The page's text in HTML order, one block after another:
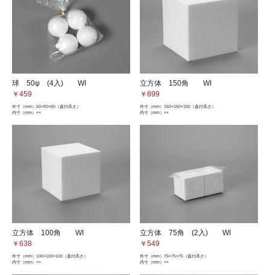
球 50φ (4入) WI
￥459
外寸（mm） 50×50×50（蓋付高さ）
内寸（mm） ××
立方体 150角 WI
￥899
外寸（mm） 150×150×150（蓋付高さ）
内寸（mm） ××
立方体 100角 WI
￥638
外寸（mm） 100×100×100（蓋付高さ）
内寸（mm） ××
立方体 75角 (2入) WI
￥549
外寸（mm） 75×75×75（蓋付高さ）
内寸（mm） ××